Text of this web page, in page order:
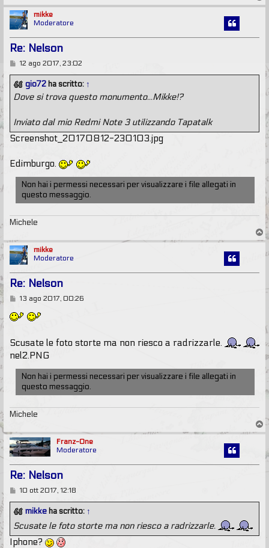
o
mikke
Moderatore
Re: Nelson
M
s
s
a
i
12 ago 2017, 23:02
gio72 ha scritto: ↑
Dove si trova questo monumento...Mikke!?
Inviato dal mio Redmi Note 3 utilizzando Tapatalk
Screenshot_20170812-230103.jpg
Edimburgo.
Non hai i permessi necessari per visualizzare i file allegati in
questo messaggio.
Michele
o
mikke
Moderatore
Re: Nelson
M
s
s
g
g
i
13 ago 2017, 00:26
Scusate le foto storte ma non riesco a radrizzarle.
nel2.PNG
Non hai i permessi necessari per visualizzare i file allegati in
questo messaggio.
Michele
o
Franz-One
Moderatore
Re: Nelson
M
s
s
a
g
g
10 ott 2017, 12:18
mikke ha scritto: ↑
Scusate le foto storte ma non riesco a radrizzarle.
Iphone?